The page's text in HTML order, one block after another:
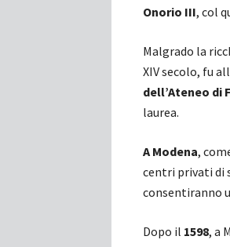
Onorio III, col
Malgrado la
XIV secolo, fu
dell’Ateneo di
laurea.
A Modena,
centri privati di
consentiranno
Dopo il 1598, a